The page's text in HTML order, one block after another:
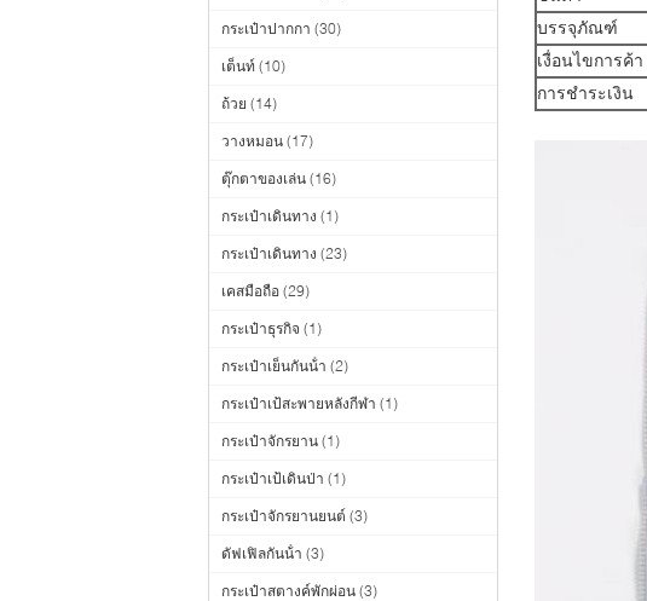
กระเป๋าปากกา (30)
เต็นท์ (10)
ถ้วย (14)
วางหมอน (17)
ตุ๊กตาของเล่น (16)
กระเป๋าเดินทาง (1)
กระเป๋าเดินทาง (23)
เคสมือถือ (29)
กระเป๋าธุรกิจ (1)
กระเป๋าเย็นกันน้ํา (2)
กระเป๋าเป้สะพายหลังกีฬา (1)
กระเป๋าจักรยาน (1)
กระเป๋าเป้เดินป่า (1)
กระเป๋าจักรยานยนต์ (3)
ดัฟเฟิลกันน้ํา (3)
กระเป๋าสตางค์พักผ่อน (3)
บรรจุภัณฑ์
เงื่อนไขการค้า
การชำระเงิน